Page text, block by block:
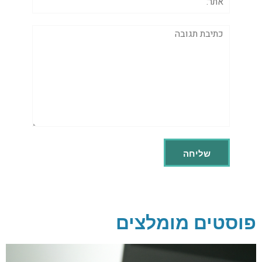
תגובה
פוסטים מומלצים